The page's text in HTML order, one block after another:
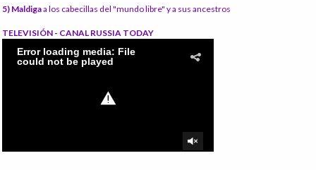
5) Maldigaa los cabecillas del "mundo libre" y a sus ancestros
TELEVISIÓN - CANAL RUSSIA TODAY